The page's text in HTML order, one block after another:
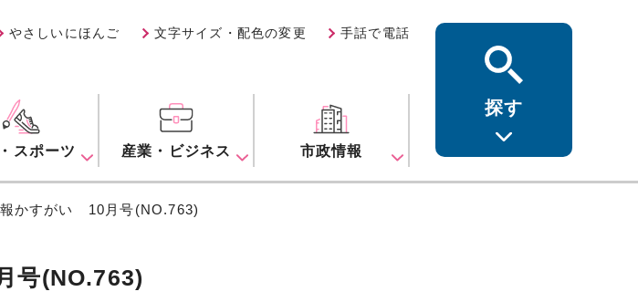
やさしいにほんご 文字サイズ・配色の変更 手話で電話
スポーツ 産業・ビジネス 市政情報
探す
かすがい 10月号(NO.763)
号(NO.763)